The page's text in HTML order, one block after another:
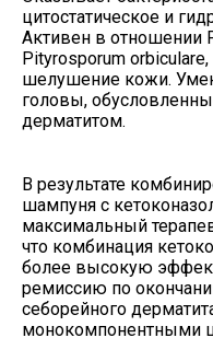
цитостатическое и
Активен в отношении
Pityrosporum
шелушение кожи.
головы,
дерматитом.
В результате
шампуня с
максимальный
что комбинация
более высокую
ремиссию по
себорейного
монокомпонентными